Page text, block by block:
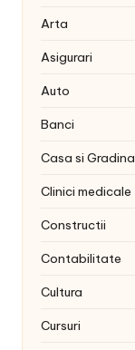
Arta
Asigurari
Auto
Banci
Casa si Gradina
Clinici medicale
Constructii
Contabilitate
Cultura
Cursuri